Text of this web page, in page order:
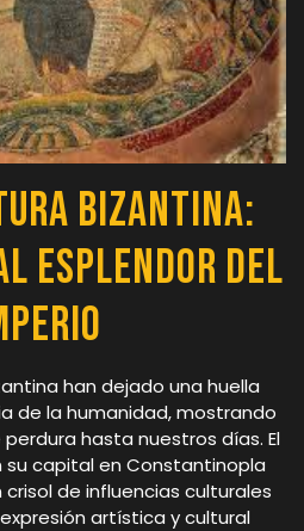
Bizantina:
Esplendor del
han dejado una huella
de la humanidad, mostrando
hasta nuestros días. El
su capital en Constantinopla
de influencias culturales
artística y cultural